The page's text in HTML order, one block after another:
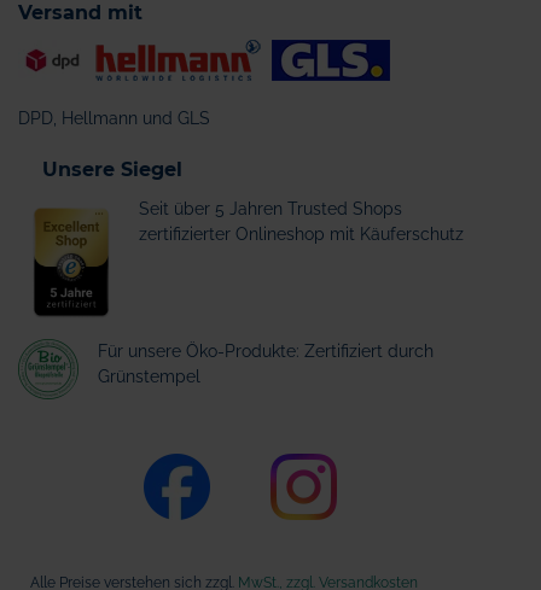
Versand mit
DPD, Hellmann und GLS
Unsere Siegel
Seit über 5 Jahren Trusted Shops
zertifizierter Onlineshop mit Käuferschutz
Für unsere Öko-Produkte: Zertifiziert durch
Grünstempel
Alle Preise verstehen sich zzgl. MwSt., zzgl. Versandkosten